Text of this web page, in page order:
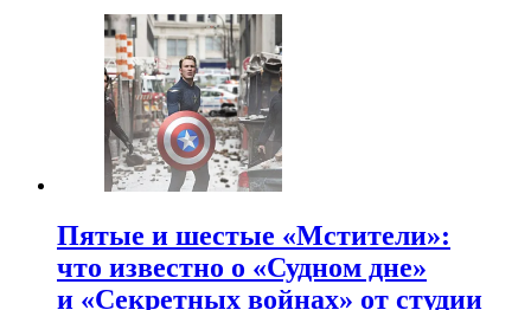
Пятые и шестые «Мстители»:
что известно о «Судном дне»
и «Секретных войнах» от студии